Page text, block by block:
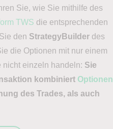
Sie, wie Sie mithilfe des
TWS die entsprechenden
den StrategyBuilder des
die Optionen mit nur einem
nicht einzeln handeln: Sie
kombiniert Optionen
des Trades, als auch